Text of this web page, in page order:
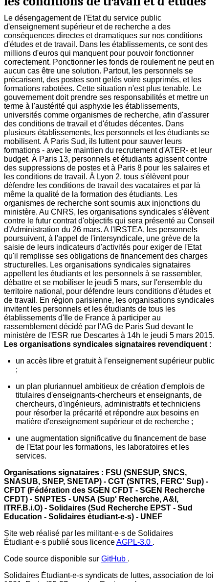
Le désengagement de l'Etat du service public
d'enseignement supérieur et de recherche a des
conséquences directes et dramatiques sur nos conditions
d'études et de travail. Dans les établissements, ce sont des
millions d'euros qui manquent pour pouvoir fonctionner
correctement. Ponctionner les fonds de roulement ne peut en
aucun cas être une solution. Partout, les personnels se
précarisent, des postes sont gelés voire supprimés, et les
formations rabotées. Cette situation n'est plus tenable. Le
gouvernement doit prendre ses responsabilités et mettre un
terme à l'austérité qui asphyxie les établissements,
universités comme organismes de recherche, afin d'assurer
des conditions de travail et d'études décentes. Dans
plusieurs établissements, les personnels et les étudiants se
mobilisent. À Paris Sud, ils luttent pour sauver leurs
formations - avec le maintien du recrutement d'ATER- et leur
budget. À Paris 13, personnels et étudiants agissent contre
des suppressions de postes et à Paris 8 pour les salaires et
les conditions de travail. À Lyon 2, tous s'élèvent pour
défendre les conditions de travail des vacataires et par là
même la qualité de la formation des étudiants. Les
organismes de recherche sont soumis aux injonctions du
ministère. Au CNRS, les organisations syndicales s'élèvent
contre le futur contrat d'objectifs qui sera présenté au Conseil
d'Administration du 26 mars. A l'IRSTEA, les personnels
poursuivent, à l'appel de l'intersyndicale, une grève de la
saisie de leurs indicateurs d'activités pour exiger de l'Etat
qu'il remplisse ses obligations de financement des charges
structurelles. Les organisations syndicales signataires
appellent les étudiants et les personnels à se rassembler,
débattre et se mobiliser le jeudi 5 mars, sur l'ensemble du
territoire national, pour défendre leurs conditions d'études et
de travail. En région parisienne, les organisations syndicales
invitent les personnels et les étudiants de tous les
établissements d'Ile de France à participer au
rassemblement décidé par l'AG de Paris Sud devant le
ministère de l'ESR rue Descartes à 14h le jeudi 5 mars 2015.
Les organisations syndicales signataires revendiquent :
un accès libre et gratuit à l'enseignement supérieur public
;
un plan pluriannuel ambitieux de création d'emplois de
titulaires d'enseignants-chercheurs et enseignants, de
chercheurs, d'ingénieurs, administratifs et techniciens
pour résorber la précarité et répondre aux besoins en
matière d'enseignement supérieur et de recherche ;
une augmentation significative du financement de base
de l'Etat pour les formations, les laboratoires et les
services.
Organisations signataires : FSU (SNESUP, SNCS,
SNASUB, SNEP, SNETAP) - CGT (SNTRS, FERC' Sup) -
CFDT (Fédération des SGEN CFDT - SGEN Recherche
CFDT) - SNPTES - UNSA (Sup' Recherche, A&I,
ITRF.B.i.O) - Solidaires (Sud Recherche EPST - Sud
Education - Solidaires étudiant-e-s) - UNEF
Site web réalisé par les militant·e·s de Solidaires
Étudiant·e·s publié sous licenceAGPL-3.0 .
Code source disponible sur GitHub .
Solidaires Étudiant-e-s syndicats de luttes, association de loi